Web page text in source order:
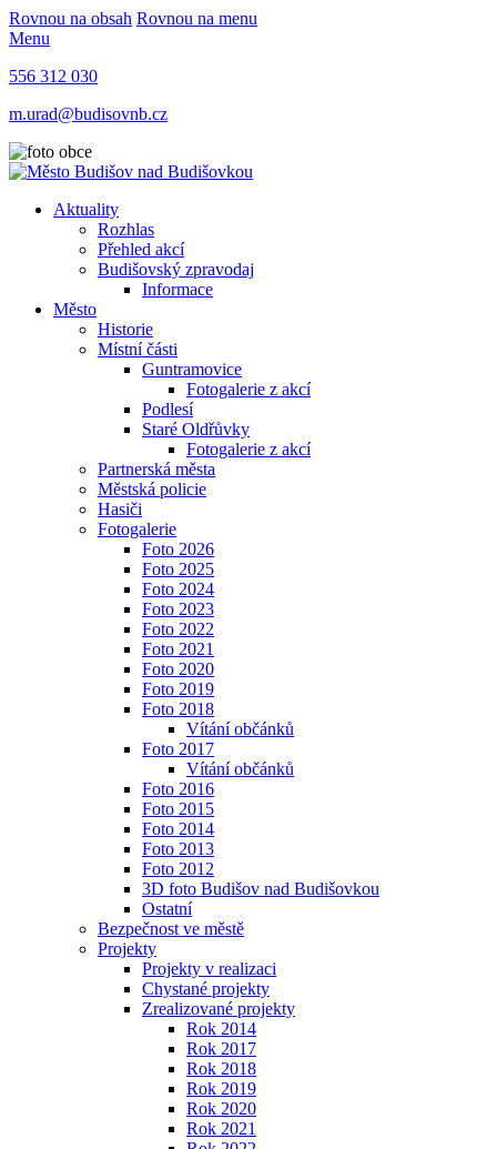
Rovnou na obsah Rovnou na menu
Menu
556 312 030
m.urad@budisovnb.cz
Aktuality
Rozhlas
Přehled akcí
Budišovský zpravodaj
Informace
Město
Historie
Místní části
Guntramovice
Fotogalerie z akcí
Podlesí
Staré Oldřůvky
Fotogalerie z akcí
Partnerská města
Městská policie
Hasiči
Fotogalerie
Foto 2026
Foto 2025
Foto 2024
Foto 2023
Foto 2022
Foto 2021
Foto 2020
Foto 2019
Foto 2018
Vítání občánků
Foto 2017
Vítání občánků
Foto 2016
Foto 2015
Foto 2014
Foto 2013
Foto 2012
3D foto Budišov nad Budišovkou
Ostatní
Bezpečnost ve městě
Projekty
Projekty v realizaci
Chystané projekty
Zrealizované projekty
Rok 2014
Rok 2017
Rok 2018
Rok 2019
Rok 2020
Rok 2021